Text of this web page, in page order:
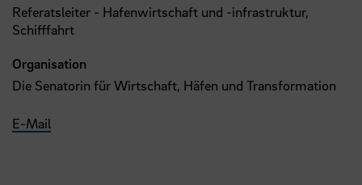
Referatsleiter - Hafenwirtschaft und -infrastruktur,
Schifffahrt
Organisation
Die Senatorin für Wirtschaft, Häfen und Transformation
E-Mail